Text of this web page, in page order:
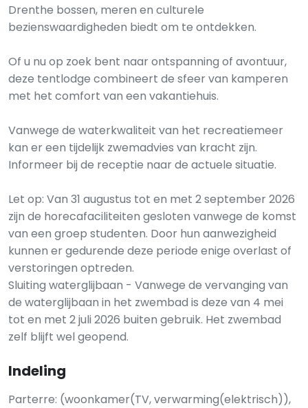
Drenthe bossen, meren en culturele
bezienswaardigheden biedt om te ontdekken.
Of u nu op zoek bent naar ontspanning of avontuur,
deze tentlodge combineert de sfeer van kamperen
met het comfort van een vakantiehuis.
Vanwege de waterkwaliteit van het recreatiemeer
kan er een tijdelijk zwemadvies van kracht zijn.
Informeer bij de receptie naar de actuele situatie.
Let op: Van 31 augustus tot en met 2 september 2026
zijn de horecafaciliteiten gesloten vanwege de komst
van een groep studenten. Door hun aanwezigheid
kunnen er gedurende deze periode enige overlast of
verstoringen optreden.
Sluiting waterglijbaan - Vanwege de vervanging van
de waterglijbaan in het zwembad is deze van 4 mei
tot en met 2 juli 2026 buiten gebruik. Het zwembad
zelf blijft wel geopend.
Indeling
Parterre: (woonkamer(TV, verwarming(elektrisch)),